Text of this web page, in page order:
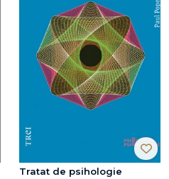
Tratat de psihologie